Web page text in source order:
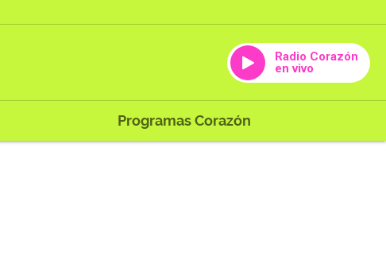
Radio Corazón
en vivo
Programas Corazón